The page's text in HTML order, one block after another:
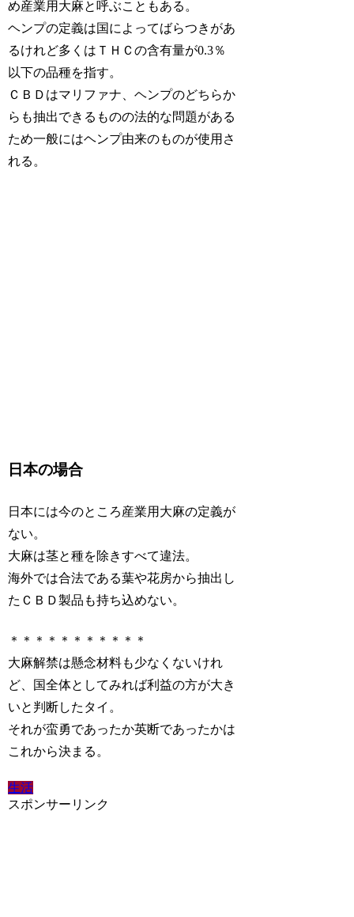
め産業用大麻と呼ぶこともある。
ヘンプの定義は国によってばらつきがあ
るけれど多くはＴＨＣの含有量が0.3％
以下の品種を指す。
ＣＢＤはマリファナ、ヘンプのどちらか
らも抽出できるものの法的な問題がある
ため一般にはヘンプ由来のものが使用さ
れる。
日本の場合
日本には今のところ産業用大麻の定義が
ない。
大麻は茎と種を除きすべて違法。
海外では合法である葉や花房から抽出し
たＣＢＤ製品も持ち込めない。
＊＊＊＊＊＊＊＊＊＊＊
大麻解禁は懸念材料も少なくないけれ
ど、国全体としてみれば利益の方が大き
いと判断したタイ。
それが蛮勇であったか英断であったかは
これから決まる。
生活
スポンサーリンク